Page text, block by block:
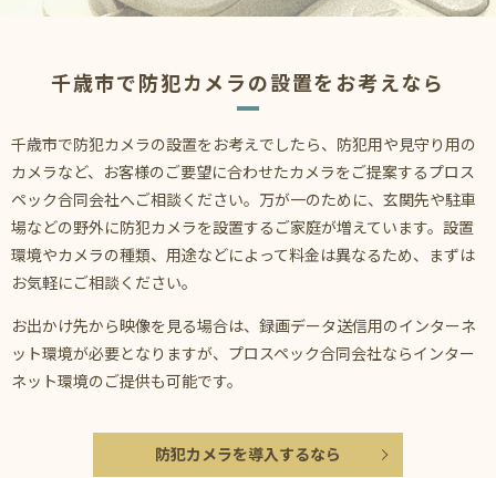
千歳市で防犯カメラの設置をお考えなら
千歳市で防犯カメラの設置をお考えでしたら、防犯用や見守り用の
カメラなど、お客様のご要望に合わせたカメラをご提案するプロス
ペック合同会社へご相談ください。万が一のために、玄関先や駐車
場などの野外に防犯カメラを設置するご家庭が増えています。設置
環境やカメラの種類、用途などによって料金は異なるため、まずは
お気軽にご相談ください。
お出かけ先から映像を見る場合は、録画データ送信用のインターネ
ット環境が必要となりますが、プロスペック合同会社ならインター
ネット環境のご提供も可能です。
防犯カメラを導入するなら